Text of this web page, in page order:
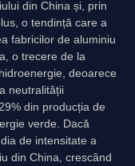
din China și, prin
o tendință care a
fabricilor de aluminiu
o trecere de la
deoarece
neutralității
din producția de
verde. Dacă
de intensitate a
din China, crescând